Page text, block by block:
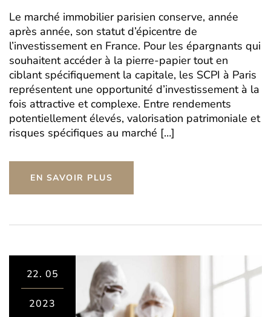
Le marché immobilier parisien conserve, année
après année, son statut d’épicentre de
l’investissement en France. Pour les épargnants qui
souhaitent accéder à la pierre-papier tout en
ciblant spécifiquement la capitale, les SCPI à Paris
représentent une opportunité d’investissement à la
fois attractive et complexe. Entre rendements
potentiellement élevés, valorisation patrimoniale et
risques spécifiques au marché […]
EN SAVOIR PLUS
22. 05
2023